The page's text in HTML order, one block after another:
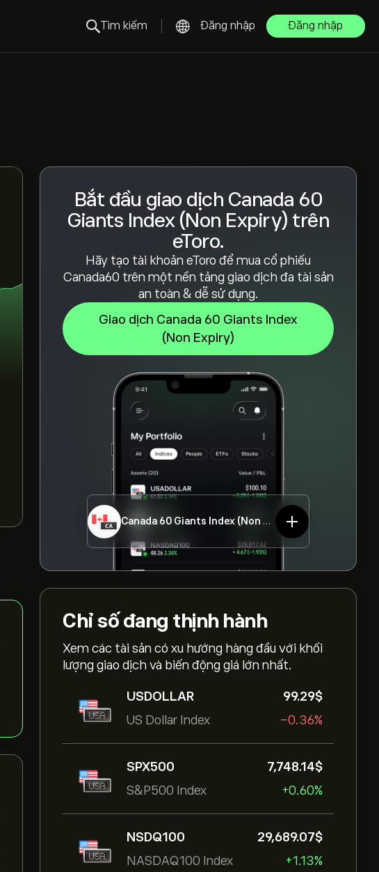
Tìm kiếm Đăng nhập Đăng nhập
Bắt đầu giao dịch Canada 60
Giants Index (Non Expiry) trên
eToro.
Hãy tạo tài khoản eToro để mua cổ phiếu
Canada60 trên một nền tảng giao dịch đa tài sản
an toàn & dễ sử dụng.
Giao dịch Canada 60 Giants Index
(Non Expiry)
Canada 60 Giants Index (Non Expiry) Canada60
Chỉ sốđang thịnh hành
Xem các tài sản có xu hướng hàng đầu với khối
lượng giao dịch và biến động giá lớn nhất.
USDOLLAR
US Dollar Index
99.29‎$‎
-0.36%
SPX500
S&P500 Index
7,748.14‎$‎
+0.60%
NSDQ100
NASDAQ100 Index
29,689.07‎$‎
+1.13%